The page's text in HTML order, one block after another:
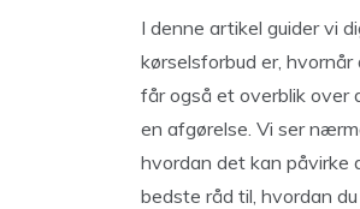
I denne artikel guider vi
kørselsforbud er,
får også et overblik over
en afgørelse. Vi ser
hvordan det kan påvirke
bedste råd til, hvordan